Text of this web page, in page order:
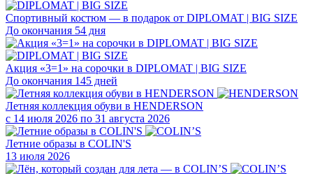
Спортивный костюм — в подарок от DIPLOMAT | BIG SIZE
До окончания 54 дня
Акция «3=1» на сорочки в DIPLOMAT | BIG SIZE
До окончания 145 дней
Летняя коллекция обуви в HENDERSON
с 14 июля 2026 по 31 августа 2026
Летние образы в COLIN'S
13 июля 2026